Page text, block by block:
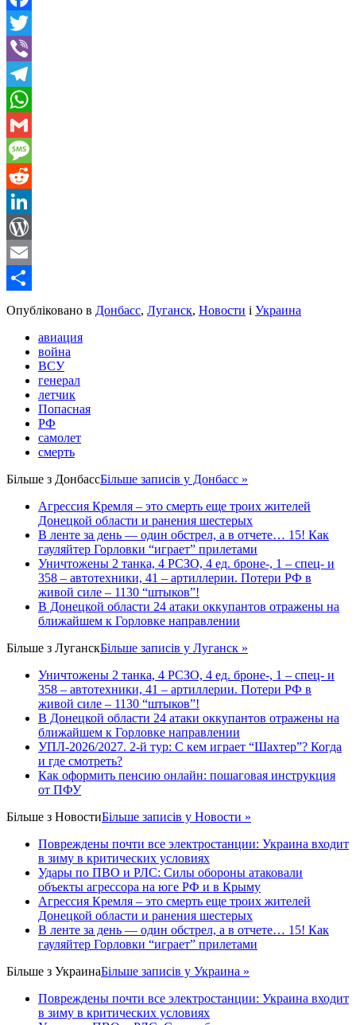
Facebook
Twitter
Viber
Telegram
WhatsApp
Gmail
Message
Reddit
LinkedIn
WordPress
Email
Share
Опубліковано в Донбасс, Луганск, Новости і Украина
авиация
война
ВСУ
генерал
летчик
Попасная
РФ
самолет
смерть
Більше з ДонбассБільше записів у Донбасс »
Агрессия Кремля – это смерть еще троих жителей
Донецкой области и ранения шестерых
В ленте за день — один обстрел, а в отчете… 15! Как
гауляйтер Горловки “играет” прилетами
Уничтожены 2 танка, 4 РСЗО, 4 ед. броне-, 1 – спец- и
358 – автотехники, 41 – артиллерии. Потери РФ в
живой силе – 1130 “штыков”!
В Донецкой области 24 атаки оккупантов отражены на
ближайшем к Горловке направлении
Більше з ЛуганскБільше записів у Луганск »
Уничтожены 2 танка, 4 РСЗО, 4 ед. броне-, 1 – спец- и
358 – автотехники, 41 – артиллерии. Потери РФ в
живой силе – 1130 “штыков”!
В Донецкой области 24 атаки оккупантов отражены на
ближайшем к Горловке направлении
УПЛ-2026/2027. 2-й тур: С кем играет “Шахтер”? Когда
и где смотреть?
Как оформить пенсию онлайн: пошаговая инструкция
от ПФУ
Більше з НовостиБільше записів у Новости »
Повреждены почти все электростанции: Украина входит
в зиму в критических условиях
Удары по ПВО и РЛС: Силы обороны атаковали
объекты агрессора на юге РФ и в Крыму
Агрессия Кремля – это смерть еще троих жителей
Донецкой области и ранения шестерых
В ленте за день — один обстрел, а в отчете… 15! Как
гауляйтер Горловки “играет” прилетами
Більше з УкраинаБільше записів у Украина »
Повреждены почти все электростанции: Украина входит
в зиму в критических условиях